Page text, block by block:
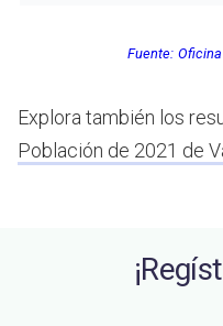
Fuente:
Explora también los
Población de 2021 de